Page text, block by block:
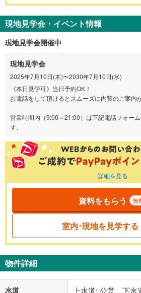
現地見学会・イベント情報
現地見学会開催中
現地見学会
2025年7月10日(木)〜2030年7月10日(水)
《本日見学可》当日予約OK！
お電話をして頂けるとスムーズに内覧のご案内
営業時間内（9:00～21:00）は下記電話フォー
す。
詳細を見る
資料をもらう 無
室内･現地を見学する
物件詳細
水道 上水道: 公営、下水